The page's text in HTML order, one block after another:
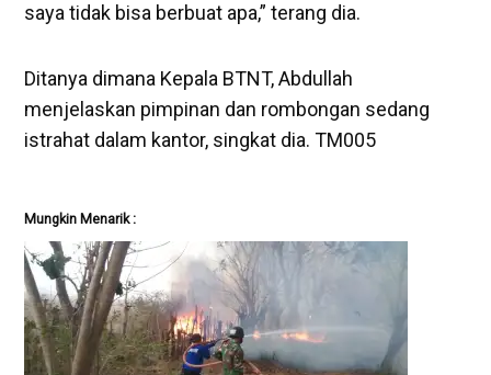
saya tidak bisa berbuat apa,” terang dia.
Ditanya dimana Kepala BTNT, Abdullah
menjelaskan pimpinan dan rombongan sedang
istrahat dalam kantor, singkat dia. TM005
Mungkin Menarik :